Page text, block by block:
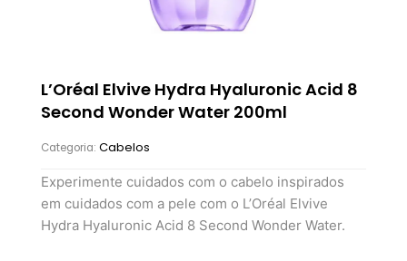
L’Oréal Elvive Hydra Hyaluronic Acid 8
Second Wonder Water 200ml
Categoria: Cabelos
Experimente cuidados com o cabelo inspirados
em cuidados com a pele com o L’Oréal Elvive
Hydra Hyaluronic Acid 8 Second Wonder Water.